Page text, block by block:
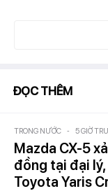
ĐỌC THÊM
TRONG NƯỚC - 5 GIỜ
Mazda CX-5
đồng tại đại
Toyota Yaris